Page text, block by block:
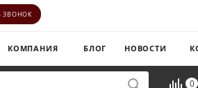
ЗВОНОК
КОМПАНИЯ БЛОГ НОВОСТИ
0